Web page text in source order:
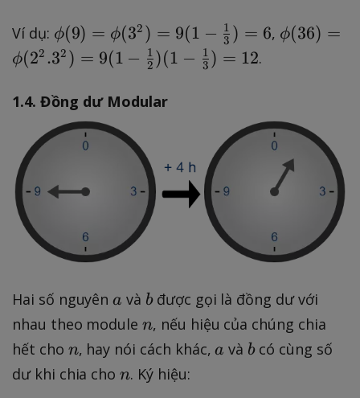
e
s
p
_
n
+
8
..
Ví dụ: \
p
i(
)
p
3
2
)
=
9
(
ϕ(9) = ϕ(32 ) = 9(1 − 3
1 ) = 6, \
6
=
i(
^
2.
3
ϕ(36) =
ϕ(22 .32 ) = 9(1 − 2
1 )(1 − 3
1 ) = 12.
1.4. Đồng dư Modular
Hai số nguyêna
a và b
bđược gọi là đồng dư với
nhau theo modulen
n, nếu hiệu của chúng chia
hết cho n
n, hay nói cách khác,a
a và b
bcó cùng số
dư khi chia chon
n. Ký hiệu: